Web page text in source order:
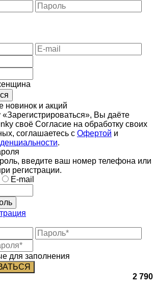
2 790
новинок и акций
Вы даёте
своё Согласие на обработку своих
соглашаетесь с Офертой и
.
введите ваш номер телефона или
регистрации.
E-mail
для заполнения